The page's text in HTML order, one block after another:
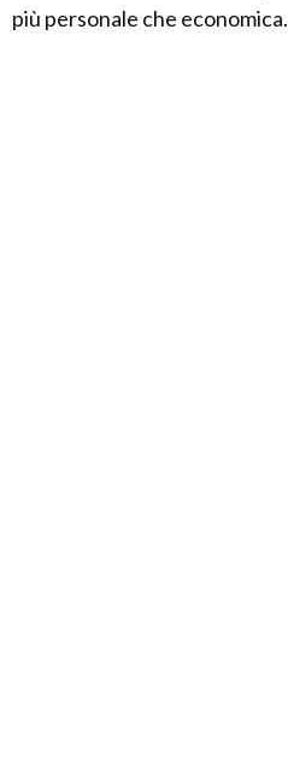
più personale che economica.